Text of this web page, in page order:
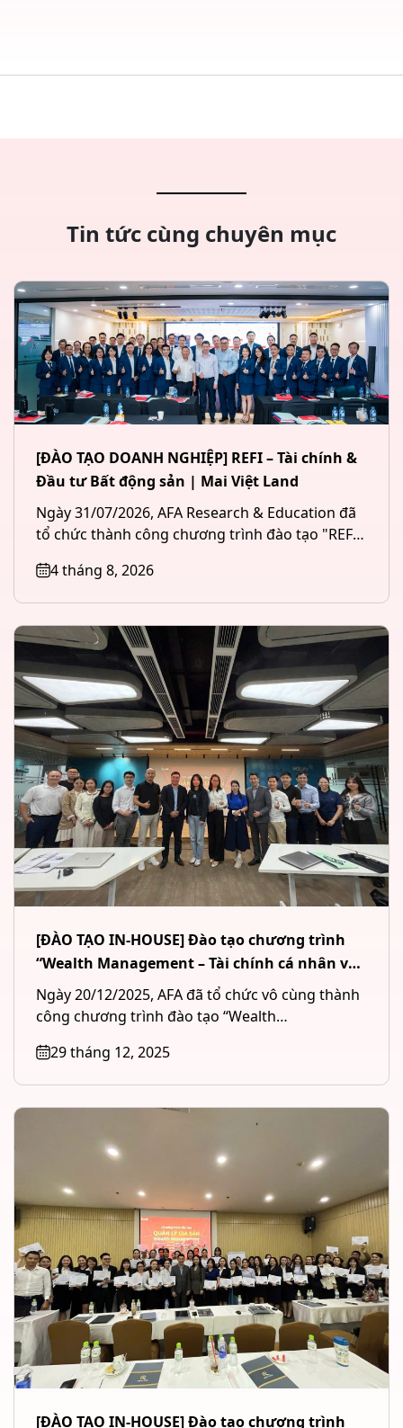
Tin tức cùng chuyên mục
[ĐÀO TẠO DOANH NGHIỆP] REFI – Tài chính &
Đầu tư Bất động sản | Mai Việt Land
Ngày 31/07/2026, AFA Research & Education đã
tổ chức thành công chương trình đào tạo "REFI
4 tháng 8, 2026
[ĐÀO TẠO IN-HOUSE] Đào tạo chương trình
“Wealth Management – Tài chính cá nhân và
Quản lý tài sản đầu tư” cho Công ty CP Chứng
khoán MB (MBS) tại Hà Nội
Ngày 20/12/2025, AFA đã tổ chức vô cùng thành
công chương trình đào tạo “Wealth
29 tháng 12, 2025
[ĐÀO TẠO IN-HOUSE] Đào tạo chương trình